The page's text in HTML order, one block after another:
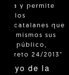
y permite
a los
catalanes que
mismos sus
al público,
Decreto 24/2013"
de la